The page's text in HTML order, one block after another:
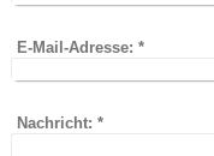
E-Mail-Adresse: *
Nachricht: *